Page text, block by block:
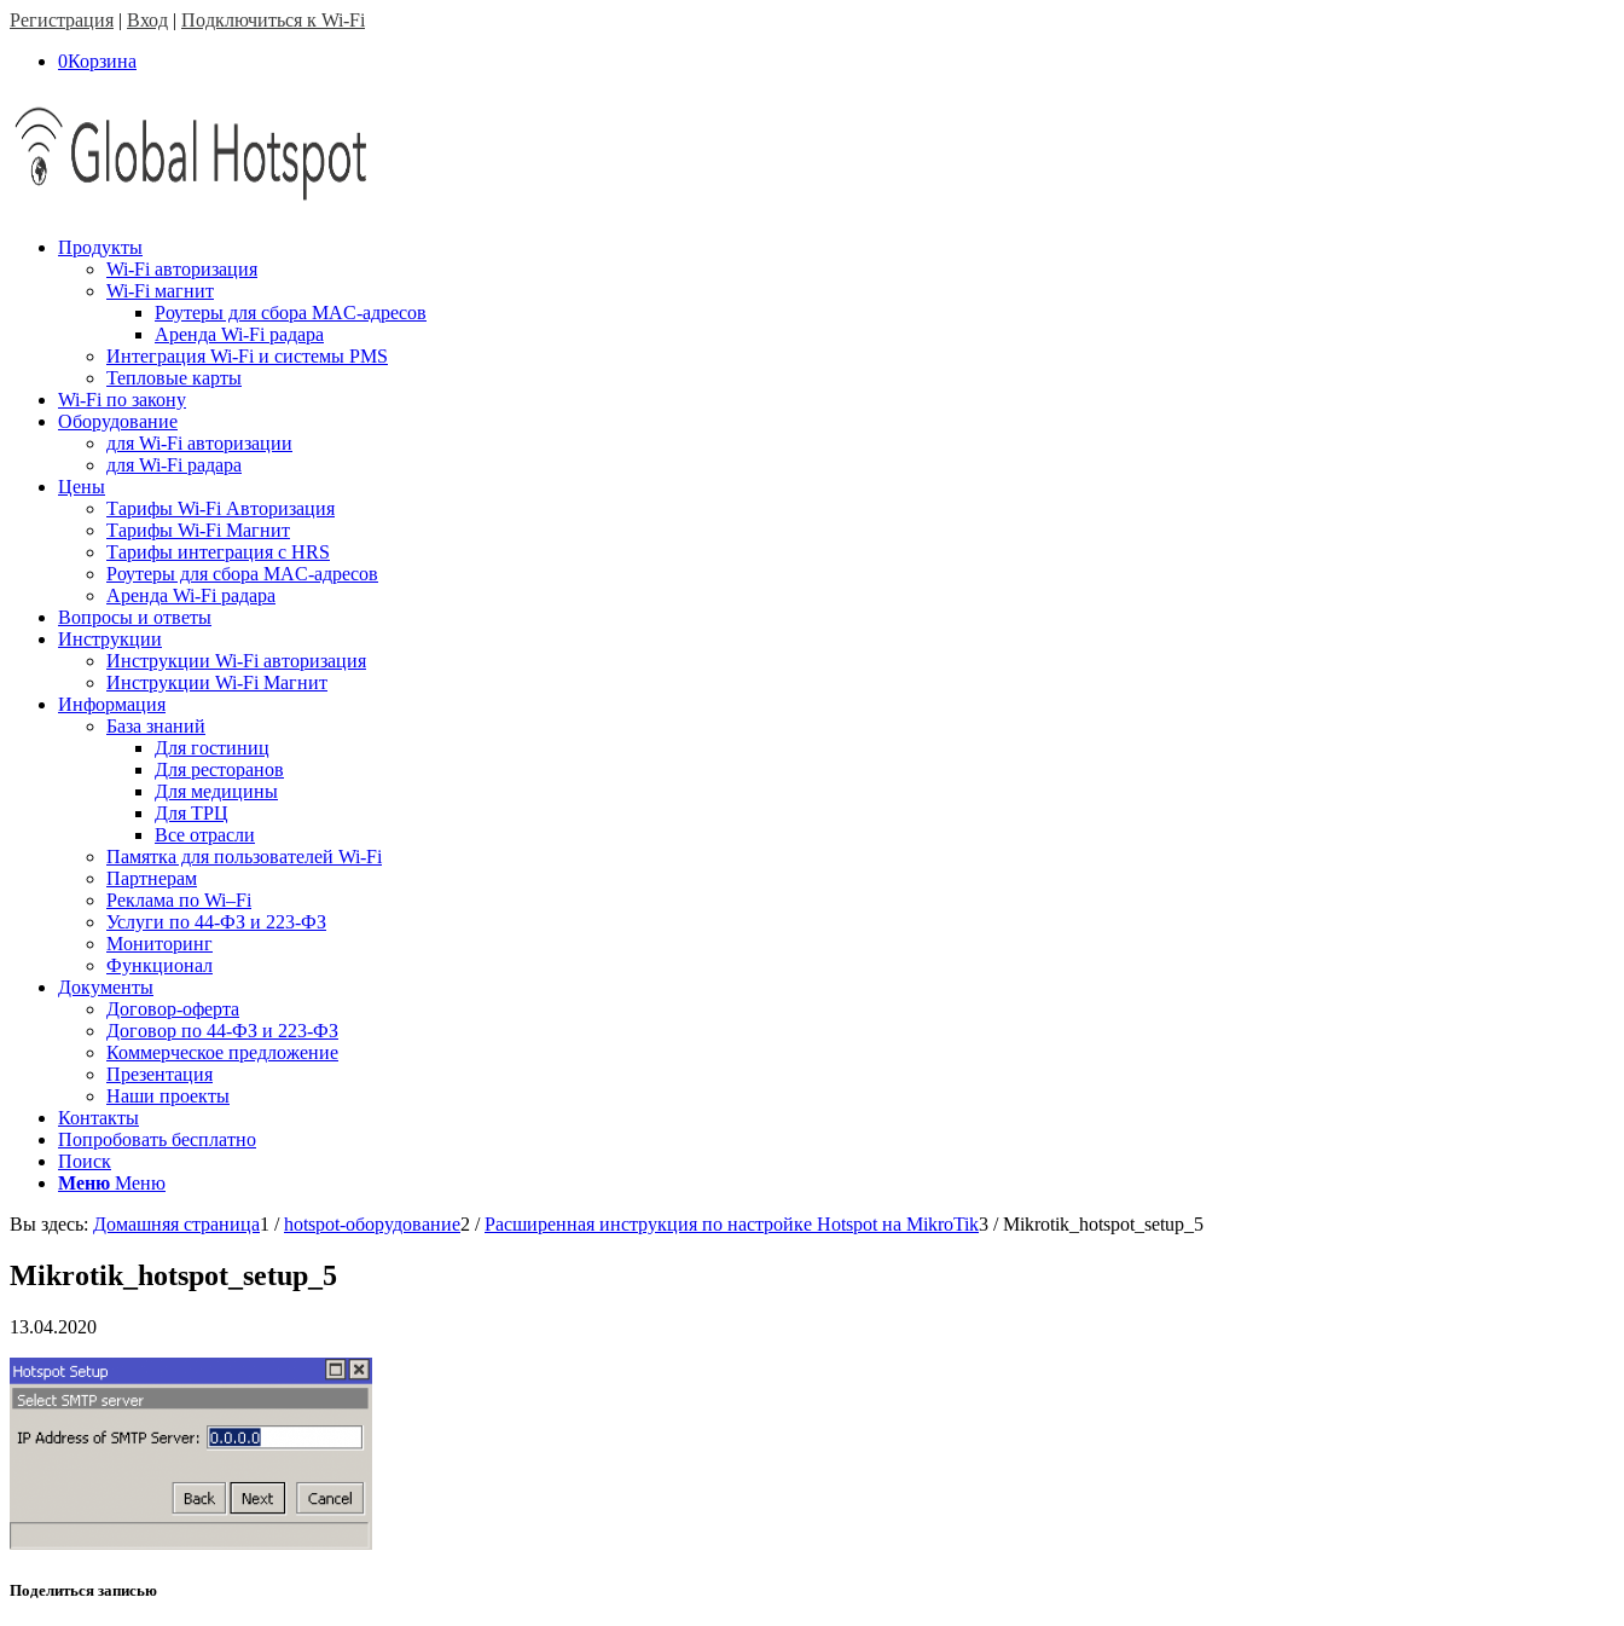
Регистрация | Вход | Подключиться к Wi-Fi
0Корзина
Продукты
Wi-Fi авторизация
Wi-Fi магнит
Роутеры для сбора MAC-адресов
Аренда Wi-Fi радара
Интеграция Wi-Fi и системы PMS
Тепловые карты
Wi-Fi по закону
Оборудование
для Wi-Fi авторизации
для Wi-Fi радара
Цены
Тарифы Wi-Fi Авторизация
Тарифы Wi-Fi Магнит
Тарифы интеграция с HRS
Роутеры для сбора MAC-адресов
Аренда Wi-Fi радара
Вопросы и ответы
Инструкции
Инструкции Wi-Fi авторизация
Инструкции Wi-Fi Магнит
Информация
База знаний
Для гостиниц
Для ресторанов
Для медицины
Для ТРЦ
Все отрасли
Памятка для пользователей Wi-Fi
Партнерам
Реклама по Wi–Fi
Услуги по 44-ФЗ и 223-ФЗ
Мониторинг
Функционал
Документы
Договор-оферта
Договор по 44-ФЗ и 223-ФЗ
Коммерческое предложение
Презентация
Наши проекты
Контакты
Попробовать бесплатно
Поиск
Меню Меню
Вы здесь: Домашняя страница1 / hotspot-оборудование2 / Расширенная инструкция по настройке Hotspot на MikroTik3 / Mikrotik_hotspot_setup_5
Mikrotik_hotspot_setup_5
13.04.2020
Поделиться записью